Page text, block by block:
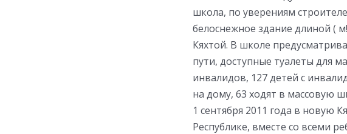
школа, по уверениям
белоснежное здание длиной (
Кяхтой. В школе
пути, доступные туалеты для
инвалидов, 127 детей с
на дому, 63 ходят в массовую
1 сентября 2011 года в новую
Республике, вместе со всеми